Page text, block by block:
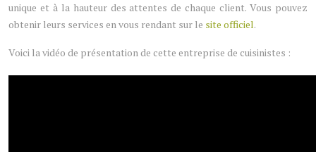
unique et à la hauteur des attentes de chaque client. Vous pouvez
obtenir leurs services en vous rendant sur le site officiel.
Voici la vidéo de présentation de cette entreprise de cuisinistes :